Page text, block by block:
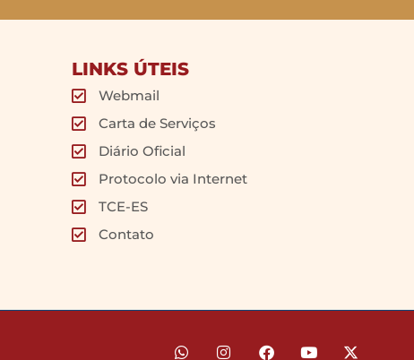
LINKS ÚTEIS
Webmail
Carta de Serviços
Diário Oficial
Protocolo via Internet
TCE-ES
Contato